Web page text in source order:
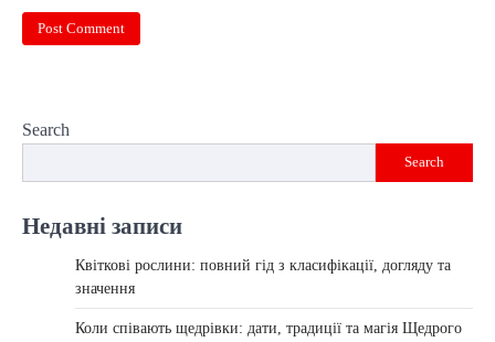
Search
Search
Недавні записи
Квіткові рослини: повний гід з класифікації, догляду та
значення
Коли співають щедрівки: дати, традиції та магія Щедрого